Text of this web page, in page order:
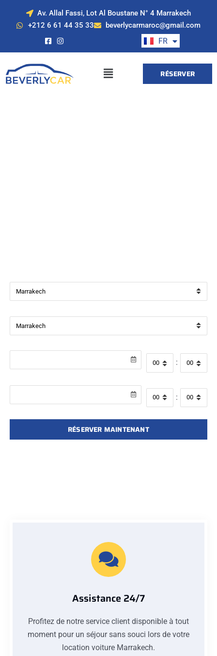
Av. Allal Fassi, Lot Al Boustane N° 4 Marrakech
+212 6 61 44 35 33
beverlycarmaroc@gmail.com
FR
EN
ES
DE
RÉSERVER
:
:
RÉSERVER MAINTENANT
Assistance 24/7
Profitez de notre service client disponible à tout
moment pour un séjour sans souci lors de votre
location voiture Marrakech.